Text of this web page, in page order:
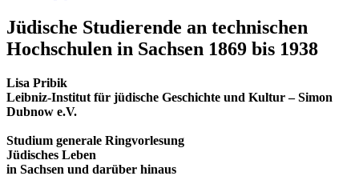
Jüdische Studierende an technischen
Hochschulen in Sachsen 1869 bis 1938
Lisa Pribik
Leibniz-Institut für jüdische Geschichte und Kultur – Simon
Dubnow e.V.
Studium generale Ringvorlesung
Jüdisches Leben
in Sachsen und darüber hinaus